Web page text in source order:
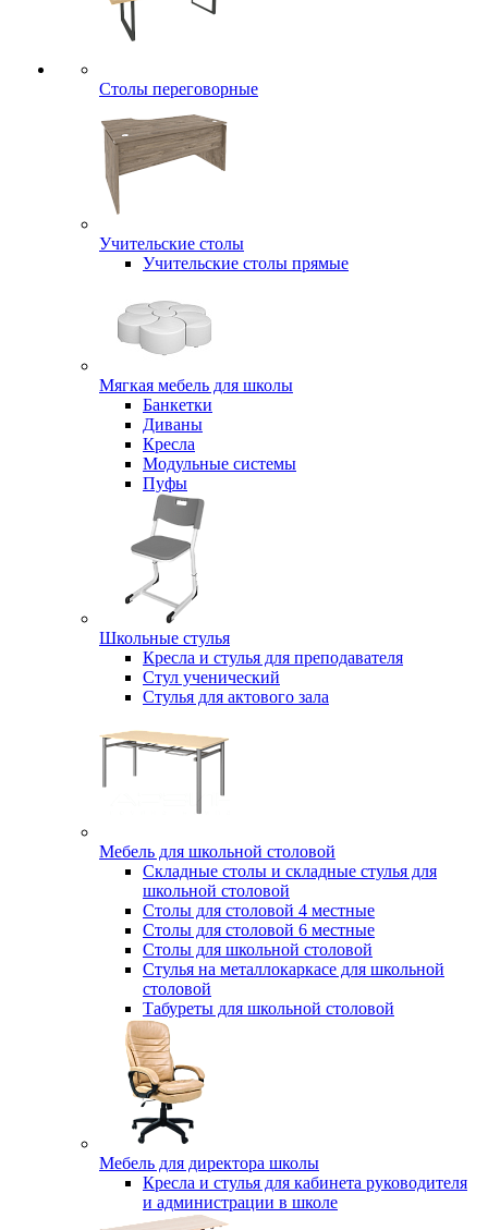
Столы переговорные
Учительские столы
Учительские столы прямые
Мягкая мебель для школы
Банкетки
Диваны
Кресла
Модульные системы
Пуфы
Школьные стулья
Кресла и стулья для преподавателя
Стул ученический
Стулья для актового зала
Мебель для школьной столовой
Складные столы и складные стулья для
школьной столовой
Столы для столовой 4 местные
Столы для столовой 6 местные
Столы для школьной столовой
Стулья на металлокаркасе для школьной
столовой
Табуреты для школьной столовой
Мебель для директора школы
Кресла и стулья для кабинета руководителя
и администрации в школе